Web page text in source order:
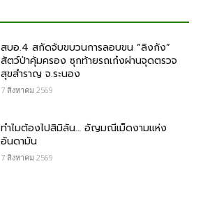
สบอ.4 สกัดจับขบวนการลอบขน “ลิงกัง”
สัตว์ป่าคุ้มครอง ซุกท้ายรถเก๋งผ่านจุดตรวจ
สุขสำราญ จ.ระนอง
7 สิงหาคม 2569
ทำไมต้องไปสิมิลัน… อัญมณีเม็ดงามแห่ง
อันดามัน
7 สิงหาคม 2569